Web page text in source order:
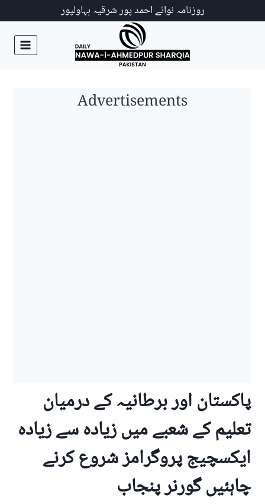
روزنامہ نوائے احمد پور شرقیہ بہاولپور
Advertisements
پاکستان اور برطانیہ کے درمیان
تعلیم کے شعبے میں زیادہ سے زیادہ
ایکسچیج پروگرامز شروع کرنے
چاہئیں گورنر پنجاب